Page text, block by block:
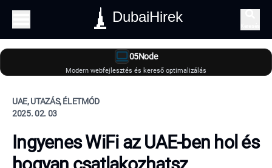
DubaiHirek
05Node
Modern webfejlesztés és kereső optimalizálás
UAE, UTAZÁS, ÉLETMÓD
2025. 02. 03
Ingyenes WiFi az UAE-ben hol és